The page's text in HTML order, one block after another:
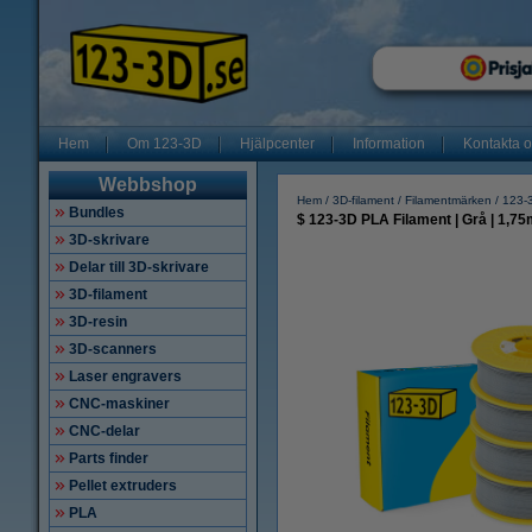
Hem Om 123-3D Hjälpcenter Information Kontakta
Webbshop
Bundles
3D-skrivare
Delar till 3D-skrivare
3D-filament
3D-resin
3D-scanners
Laser engravers
CNC-maskiner
CNC-delar
Parts finder
Pellet extruders
PLA
Hem 3D-filament Filamentmärken 123-
$ 123-3D PLA Filament | Grå |